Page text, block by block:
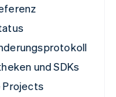
und SDKs
Projects